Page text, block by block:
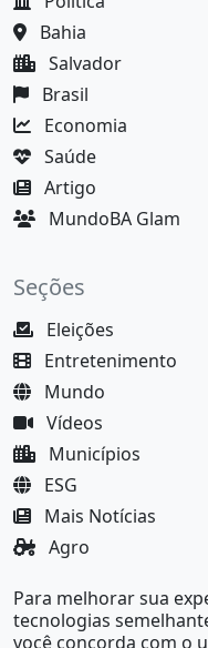
Bahia
Salvador
Brasil
Economia
Saúde
Artigo
MundoBA Glam
Seções
Eleições
Entretenimento
Mundo
Vídeos
Municípios
ESG
Mais Notícias
Agro
MundoBA Black
Para melhorar sua
tecnologias
você concorda com o